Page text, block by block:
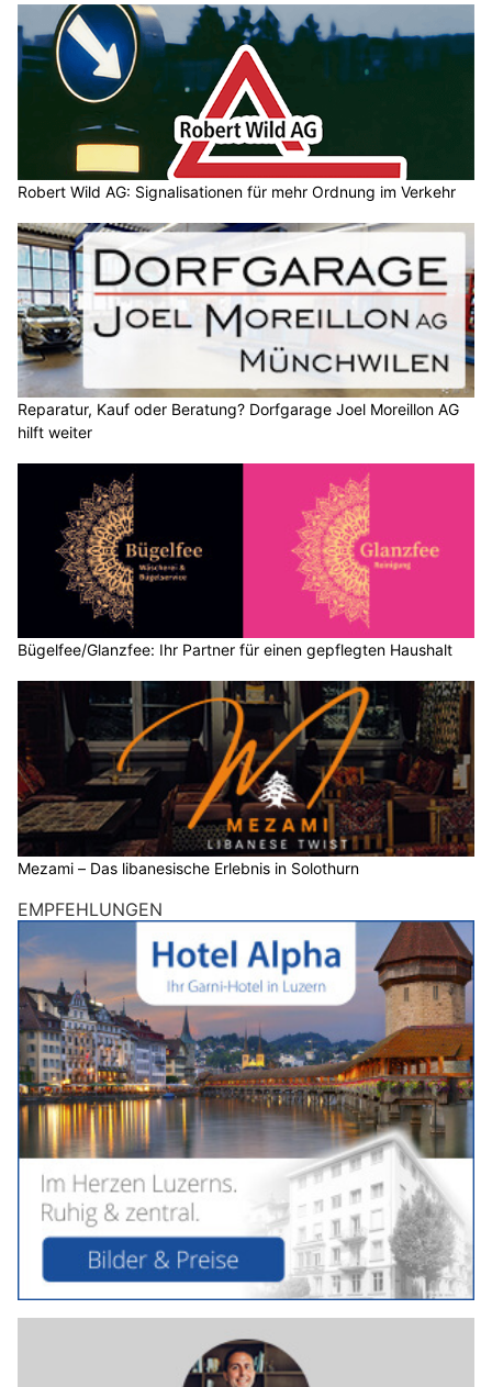
Robert Wild AG: Signalisationen für mehr Ordnung im Verkehr
Reparatur, Kauf oder Beratung? Dorfgarage Joel Moreillon AG
hilft weiter
Bügelfee/Glanzfee: Ihr Partner für einen gepflegten Haushalt
Mezami – Das libanesische Erlebnis in Solothurn
EMPFEHLUNGEN